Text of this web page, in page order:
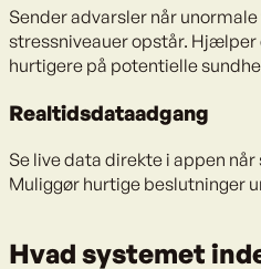
Sender advarsler når
stressniveauer opstår. Hjælper
hurtigere på potentielle
Realtidsdataadgang
Se live data direkte i appen
Muliggør hurtige beslutninger
Hvad systemet